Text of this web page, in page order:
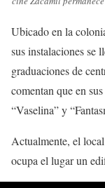
Ubicado en la
sus instalaciones se
graduaciones de
comentan que en
“Vaselina” y
Actualmente, el
ocupa el lugar un